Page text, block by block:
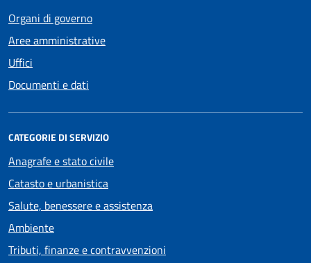
Organi di governo
Aree amministrative
Uffici
Documenti e dati
CATEGORIE DI SERVIZIO
Anagrafe e stato civile
Catasto e urbanistica
Salute, benessere e assistenza
Ambiente
Tributi, finanze e contravvenzioni